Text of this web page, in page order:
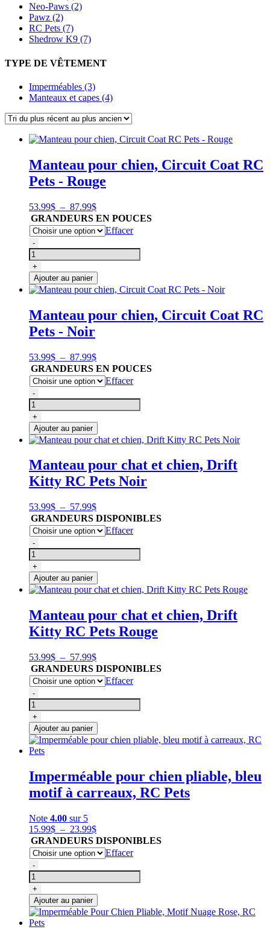
Neo-Paws (2)
Pawz (2)
RC Pets (7)
Shedrow K9 (7)
TYPE DE VÊTEMENT
Imperméables (3)
Manteaux et capes (4)
Manteau pour chien, Circuit Coat RC
Pets - Rouge
53.99$ – 87.99$Plage
de
prix :
53.99$
à
87.99$
GRANDEURS EN POUCES
Effacer
quantité
de
Manteau
pour
chien,
Circuit
RC
Pets
-
-
+
Ajouter au panier
Manteau pour chien, Circuit Coat RC
Pets - Noir
53.99$ – 87.99$Plage
de
prix :
53.99$
à
87.99$
GRANDEURS EN POUCES
Effacer
quantité
de
Manteau
pour
chien,
Circuit
RC
Pets
-
-
+
Ajouter au panier
Manteau pour chat et chien, Drift
Kitty RC Pets Noir
53.99$ – 57.99$Plage
de
prix :
53.99$
à
57.99$
GRANDEURS DISPONIBLES
Effacer
quantité
de
Manteau
pour
chat
et
Drift
Kitty
RC
Noir
-
+
Ajouter au panier
Manteau pour chat et chien, Drift
Kitty RC Pets Rouge
53.99$ – 57.99$Plage
de
prix :
53.99$
à
57.99$
GRANDEURS DISPONIBLES
Effacer
quantité
de
Manteau
pour
chat
et
chien,
Kitty
RC
Pets
-
+
Ajouter au panier
Imperméable pour chien pliable, bleu
motif à carreaux, RC Pets
Note 4.00 sur 5
15.99$ – 23.99$Plage
de
prix :
15.99$
à
23.99$
GRANDEURS DISPONIBLES
Effacer
quantité
de
Imperméable
pour
chien
pliable,
bleu
-
+
Ajouter au panier